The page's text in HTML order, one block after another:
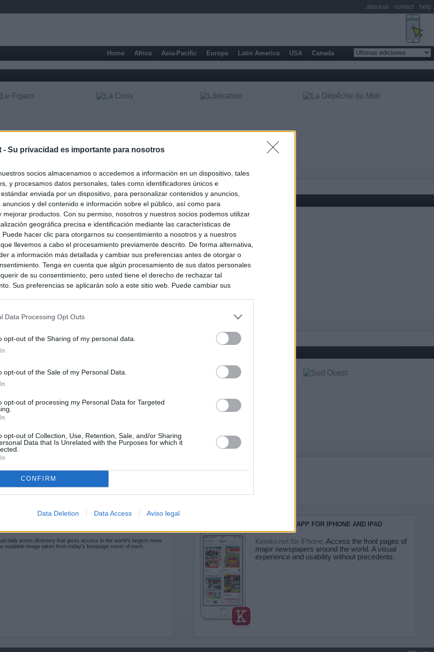
- Su privacidad es importante para nosotros
socios almacenamos o accedemos a información en un dispositivo, tales
y procesamos datos personales, tales como identificadores únicos e
enviada por un dispositivo, para personalizar contenidos y anuncios,
anuncios y del contenido e información sobre el público, así como para
mejorar productos. Con su permiso, nosotros y nuestros socios podemos utilizar
geográfica precisa e identificación mediante las características de
Puede hacer clic para otorgarnos su consentimiento a nosotros y a nuestros
llevemos a cabo el procesamiento previamente descrito. De forma alternativa,
a información más detallada y cambiar sus preferencias antes de otorgar o
Tenga en cuenta que algún procesamiento de sus datos personales
de su consentimiento, pero usted tiene el derecho de rechazar tal
Sus preferencias se aplicarán solo a este sitio web. Puede cambiar sus
Data Processing Opt Outs
opt-out of the Sharing of my personal data.
opt-out of the Sale of my Personal Data.
opt-out of processing my Personal Data for Targeted
opt-out of Collection, Use, Retention, Sale, and/or Sharing
Data that Is Unrelated with the Purposes for which it
CONFIRM
Data Deletion Data Access Aviso legal
Home Africa Asia-Pacific Europe Latin America USA Canada
Economic press
daily press directory that gives access to the world's largest news
readable image taken from today's frontpage cover of each
KIOSKO.NET APP FOR IPHONE AND IPAD
Kiosko.net for iPhone. Access the front pages of
major newspapers around the world. A visual
experience and usability without precedents.
about us contact help